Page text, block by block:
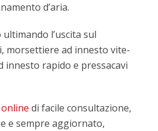
d’aria.
l’uscita sul
morsettiere ad innesto vite-
innesto rapido e pressacavi
di facile consultazione,
e sempre aggiornato,